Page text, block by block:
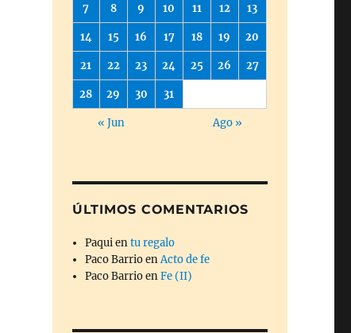
7 8 9 10 11 12 13
14 15 16 17 18 19 20
21 22 23 24 25 26 27
28 29 30 31
« Jun Ago »
ÚLTIMOS COMENTARIOS
Paquientu regalo
Paco BarrioenActo de fe
Paco BarrioenFe (II)